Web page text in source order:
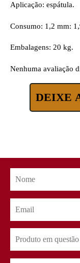
Aplicação: espátula.
Consumo: 1,2 mm:
Embalagens: 20 kg.
Nenhuma avaliação
DEIXE